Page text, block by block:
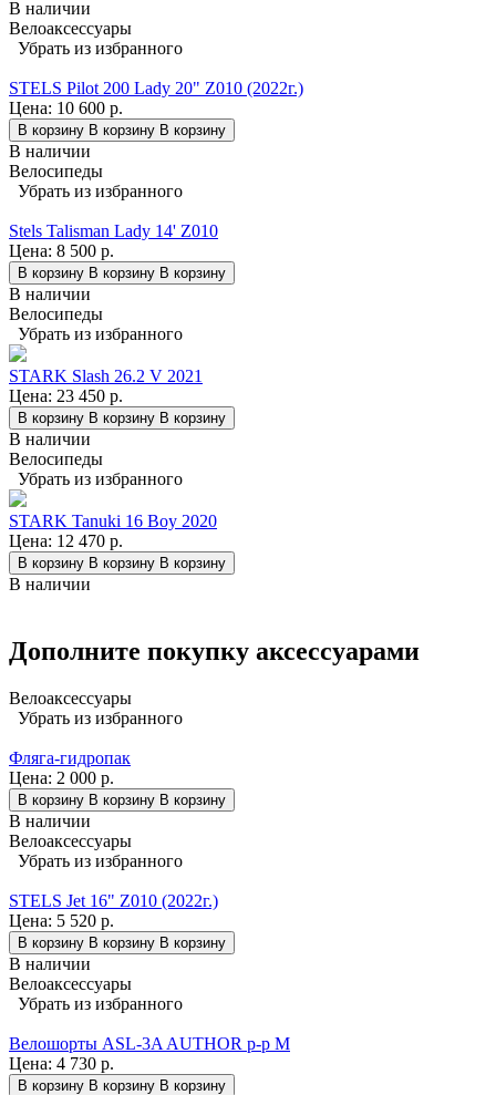
В наличии
Велоаксессуары
Убрать из избранного
STELS Pilot 200 Lady 20" Z010 (2022г.)
Цена: 10 600 р.
В корзину В корзину В корзину
В наличии
Велосипеды
Убрать из избранного
Stels Talisman Lady 14' Z010
Цена: 8 500 р.
В корзину В корзину В корзину
В наличии
Велосипеды
Убрать из избранного
STARK Slash 26.2 V 2021
Цена: 23 450 р.
В корзину В корзину В корзину
В наличии
Велосипеды
Убрать из избранного
STARK Tanuki 16 Boy 2020
Цена: 12 470 р.
В корзину В корзину В корзину
В наличии
Дополните покупку аксессуарами
Велоаксессуары
Убрать из избранного
Фляга-гидропак
Цена: 2 000 р.
В корзину В корзину В корзину
В наличии
Велоаксессуары
Убрать из избранного
STELS Jet 16" Z010 (2022г.)
Цена: 5 520 р.
В корзину В корзину В корзину
В наличии
Велоаксессуары
Убрать из избранного
Велошорты ASL-3A AUTHOR р-р M
Цена: 4 730 р.
В корзину В корзину В корзину